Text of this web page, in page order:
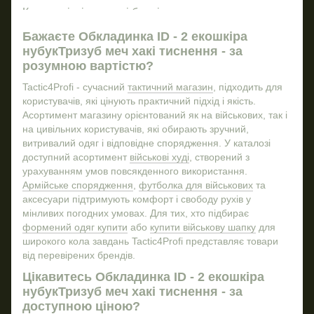
Купити літні тактичні берці
Окуляри тактичні
Купить мультітул
Військторг україна
Пояс для військового
Обкладинка для військового квитка
Компас армійський
Купити шорти тактичні
Купити літні берці зсу
Сумка барсетка
Тактичні очки ціна
Штани утеплені
Гравіювання на брелках
Купити окуляри тактичні
Купити тактичну куртку
Бажаєте Обкладинка ID - 2 екошкіра
нубукТризуб меч хакі тиснення - за
розумною вартістю?
Tactic4Profi - сучасний тактичний магазин , підходить для
користувачів, які цінують практичний підхід і якість.
Асортимент магазину орієнтований як на військових, так і
на цивільних користувачів, які обирають зручний,
витривалий одяг і відповідне спорядження. У каталозі
доступний асортимент військові худі , створений з
урахуванням умов повсякденного використання.
Армійське спорядження футболка для військових та
аксесуари підтримують комфорт і свободу рухів у
мінливих погодних умовах. Для тих, хто підбирає
формений одяг купити або купити військову шапку для
широкого кола завдань Tactic4Profi представляє товари
від перевірених брендів.
Цікавитесь Обкладинка ID - 2 екошкіра
нубукТризуб меч хакі тиснення - за
доступною ціною?